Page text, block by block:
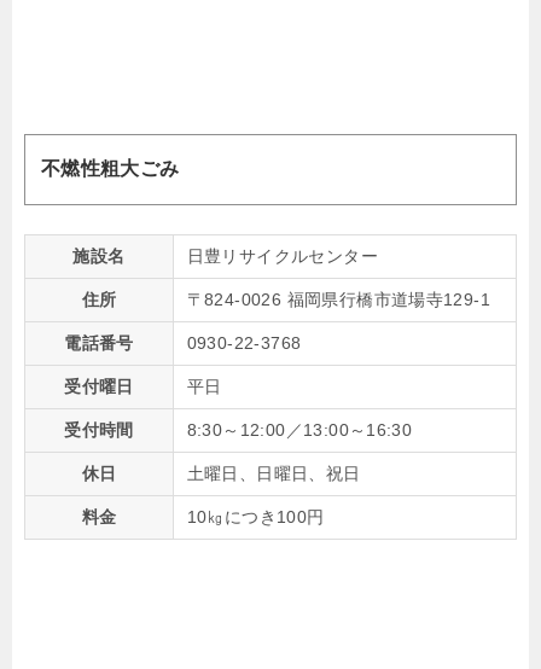
不燃性粗大ごみ
施設名 日豊リサイクルセンター
住所 〒824-0026 福岡県行橋市道場寺129-1
電話番号 0930-22-3768
受付曜日 平日
受付時間 8:30～12:00／13:00～16:30
休日 土曜日、日曜日、祝日
料金 10㎏につき100円